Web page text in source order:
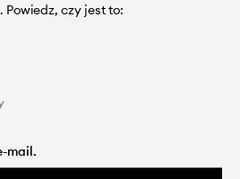
czy jest to: